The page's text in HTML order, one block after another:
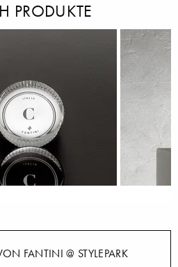
PRODUKTE
FANTINI @ STYLEPARK